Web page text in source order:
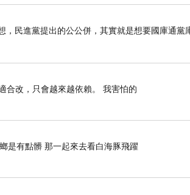
民進黨提出的公公併，其實就是想要國庫通黨
合改，只會越來越依賴。 我害怕的
是有點髒 那一起來去看白海豚飛躍